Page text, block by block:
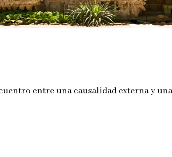
entre una causalidad externa y